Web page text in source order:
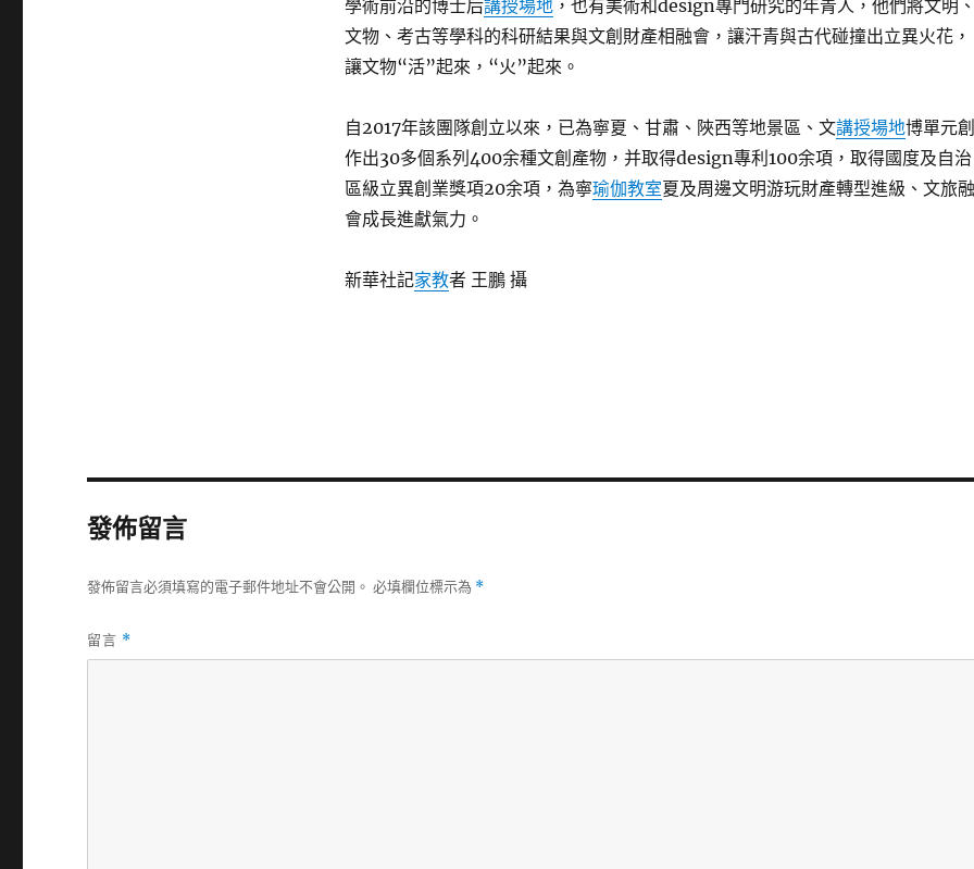
學術前沿的博士后講授場地，也有美術和design專門研究的年青人，他們將文明、
文物、考古等學科的科研結果與文創財產相融會，讓汗青與古代碰撞出立異火花，
讓文物“活”起來，“火”起來。
自2017年該團隊創立以來，已為寧夏、甘肅、陜西等地景區、文講授場地博單元創
作出30多個系列400余種文創產物，并取得design專利100余項，取得國度及自治
區級立異創業獎項20余項，為寧瑜伽教室夏及周邊文明游玩財產轉型進級、文旅融
會成長進獻氣力。
新華社記家教者 王鵬 攝
發佈留言
發佈留言必須填寫的電子郵件地址不會公開。 必填欄位標示為 *
留言 *